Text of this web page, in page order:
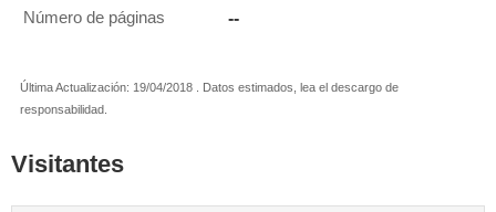
Número de páginas --
Última Actualización: 19/04/2018 . Datos estimados, lea el descargo de
responsabilidad.
Visitantes